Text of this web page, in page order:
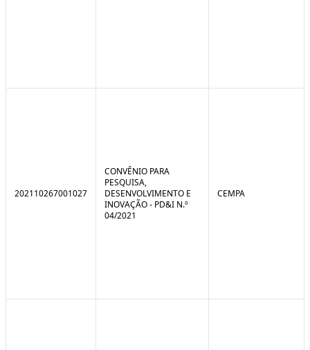
202110267001027
CONVÊNIO PARA
PESQUISA,
DESENVOLVIMENTO E
INOVAÇÃO - PD&I N.º
04/2021
CEMPA